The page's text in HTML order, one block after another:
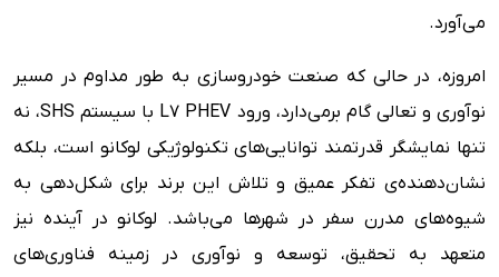
می‌آورد.
امروزه، در حالی که صنعت خودروسازی به طور مداوم در مسیر
نوآوری و تعالی گام برمی‌دارد، ورود L7 PHEV با سیستم SHS، نه
تنها نمایشگر قدرتمند توانایی‌های تکنولوژیکی لوکانو است، بلکه
نشان‌دهنده‌ی تفکر عمیق و تلاش این برند برای شکل‌دهی به
شیوه‌های مدرن سفر در شهرها می‌باشد. لوکانو در آینده نیز
متعهد به تحقیق، توسعه و نوآوری در زمینه فناوری‌های